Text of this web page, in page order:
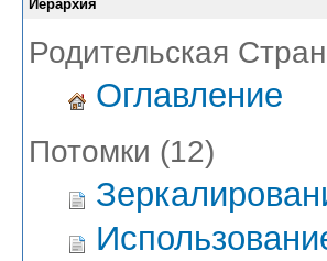
Иерархия
Родительская
Оглавление
Потомки (12)